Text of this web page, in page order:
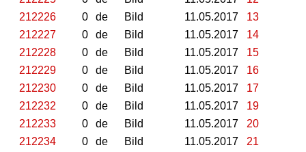
212226
0 de Bild 11.05.2017
13
212227
0 de Bild 11.05.2017
14
212228
0 de Bild 11.05.2017
15
212229
0 de Bild 11.05.2017
16
212230
0 de Bild 11.05.2017
17
212232
0 de Bild 11.05.2017
19
212233
0 de Bild 11.05.2017
20
212234
0 de Bild 11.05.2017
21